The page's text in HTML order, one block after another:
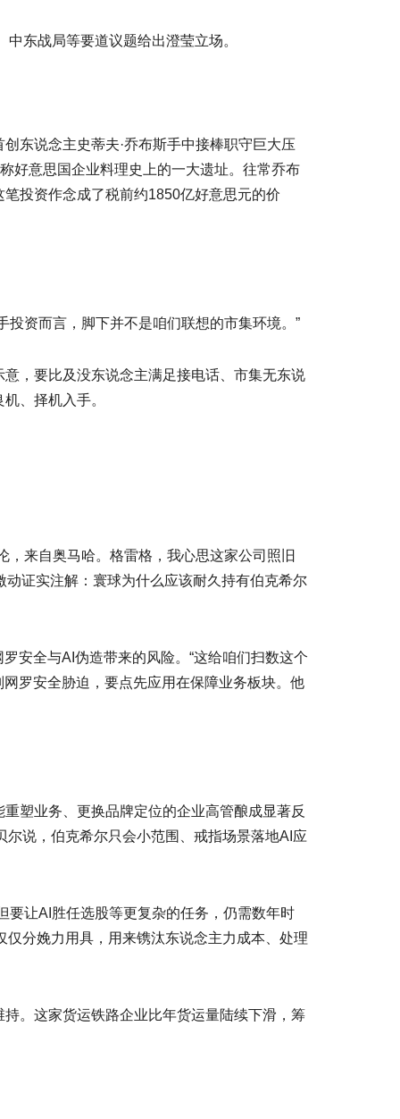
东战局等要道议题给出澄莹立场。
说念主史蒂夫·乔布斯手中接棒职守巨大压
好意思国企业料理史上的一大遗址。往常乔布
投资作念成了税前约1850亿好意思元的价
资而言，脚下并不是咱们联想的市集环境。”
，要比及没东说念主满足接电话、市集无东说
、择机入手。
来自奥马哈。格雷格，我心思这家公司照旧
证实注解：寰球为什么应该耐久持有伯克希尔
全与AI伪造带来的风险。“这给咱们扫数这个
罗安全胁迫，要点先应用在保障业务板块。他
业务、更换品牌定位的企业高管酿成显著反
尔说，伯克希尔只会小范围、戒指场景落地AI应
让AI胜任选股等更复杂的任务，仍需数年时
分娩力用具，用来镌汰东说念主力成本、处理
。这家货运铁路企业比年货运量陆续下滑，筹